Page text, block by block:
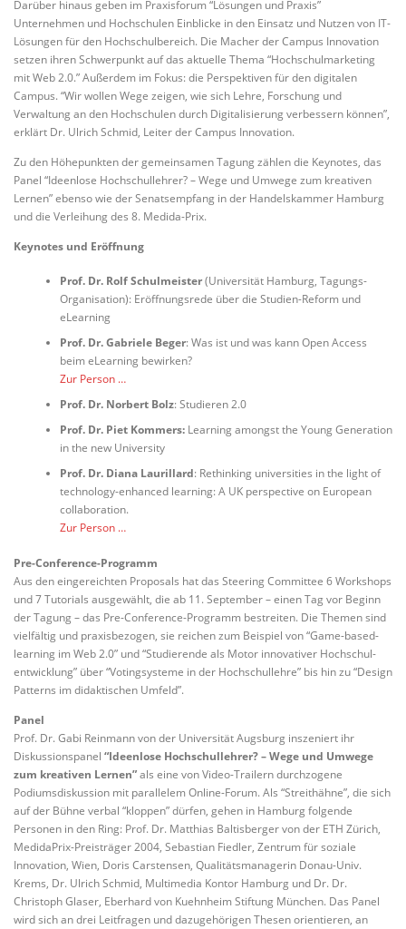
Darüber hinaus geben im Praxisforum “Lösungen und Praxis”
Unternehmen und Hochschulen Einblicke in den Einsatz und Nutzen von IT-
Lösungen für den Hochschulbereich. Die Macher der Campus Innovation
setzen ihren Schwerpunkt auf das aktuelle Thema “Hochschulmarketing
mit Web 2.0.” Außerdem im Fokus: die Perspektiven für den digitalen
Campus. “Wir wollen Wege zeigen, wie sich Lehre, Forschung und
Verwaltung an den Hochschulen durch Digitalisierung verbessern können”,
erklärt Dr. Ulrich Schmid, Leiter der Campus Innovation.
Zu den Höhepunkten der gemeinsamen Tagung zählen die Keynotes, das
Panel “Ideenlose Hochschullehrer? – Wege und Umwege zum kreativen
Lernen” ebenso wie der Senatsempfang in der Handelskammer Hamburg
und die Verleihung des 8. Medida-Prix.
Keynotes und Eröffnung
Prof. Dr. Rolf Schulmeister(Universität Hamburg, Tagungs-
Organisation): Eröffnungsrede über die Studien-Reform und
eLearning
Prof. Dr. Gabriele Beger: Was ist und was kann Open Access
beim eLearning bewirken?
Zur Person …
Prof. Dr. Norbert Bolz: Studieren 2.0
Prof. Dr. Piet Kommers: Learning amongst the Young Generation
in the new University
Prof. Dr. Diana Laurillard: Rethinking universities in the light of
technology-enhanced learning: A UK perspective on European
collaboration.
Zur Person …
Pre-Conference-Programm
Aus den eingereichten Proposals hat das Steering Committee 6 Workshops
und 7 Tutorials ausgewählt, die ab 11. September – einen Tag vor Beginn
der Tagung – das Pre-Conference-Programm bestreiten. Die Themen sind
vielfältig und praxisbezogen, sie reichen zum Beispiel von “Game-based-
learning im Web 2.0” und “Studierende als Motor innovativer Hochschul-
entwicklung” über “Votingsysteme in der Hochschullehre” bis hin zu “Design
Patterns im didaktischen Umfeld”.
Panel
Prof. Dr. Gabi Reinmann von der Universität Augsburg inszeniert ihr
Diskussionspanel “Ideenlose Hochschullehrer? – Wege und Umwege
zum kreativen Lernen”als eine von Video-Trailern durchzogene
Podiumsdiskussion mit parallelem Online-Forum. Als “Streithähne”, die sich
auf der Bühne verbal “kloppen” dürfen, gehen in Hamburg folgende
Personen in den Ring: Prof. Dr. Matthias Baltisberger von der ETH Zürich,
MedidaPrix-Preisträger 2004, Sebastian Fiedler, Zentrum für soziale
Innovation, Wien, Doris Carstensen, Qualitätsmanagerin Donau-Univ.
Krems, Dr. Ulrich Schmid, Multimedia Kontor Hamburg und Dr. Dr.
Christoph Glaser, Eberhard von Kuehnheim Stiftung München. Das Panel
wird sich an drei Leitfragen und dazugehörigen Thesen orientieren, an